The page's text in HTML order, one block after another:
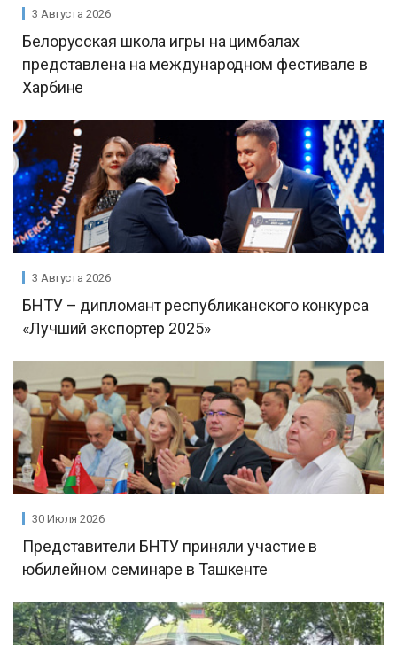
3 Августа 2026
Белорусская школа игры на цимбалах
представлена на международном фестивале в
Харбине
3 Августа 2026
БНТУ – дипломант республиканского конкурса
«Лучший экспортер 2025»
30 Июля 2026
Представители БНТУ приняли участие в
юбилейном семинаре в Ташкенте